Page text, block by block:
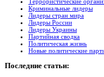
Криминальные лидеры
Лидеры стран мира
Лидеры России
Лидеры Украины
Партийная сводка
Политическая жизнь
Новые политические
Последние статьи: